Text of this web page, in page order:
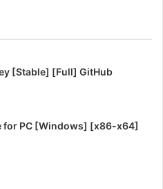
[Stable] [Full] GitHub
for PC [Windows] [x86-x64]